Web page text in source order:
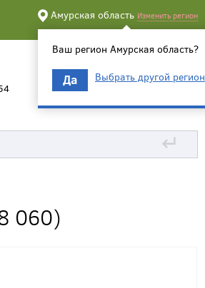
Амурская область Изменить регион
Ваш регион Амурская область?
Да Выбрать другой регион
↵
060)